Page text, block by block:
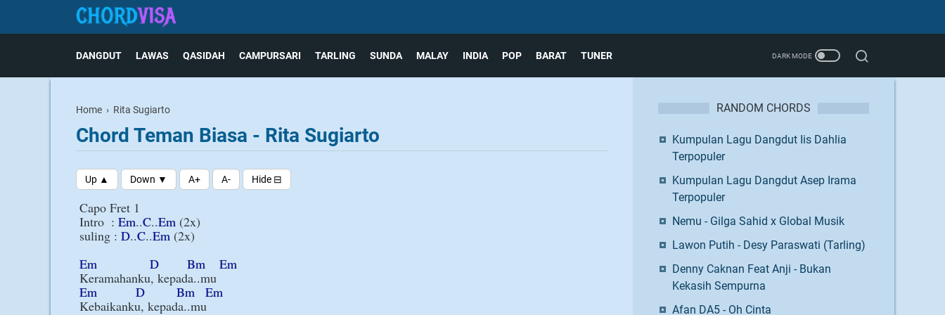
DANGDUT LAWAS QASIDAH CAMPURSARI TARLING SUNDA MALAY INDIA POP BARAT TUNER
Home › Rita Sugiarto
Chord Teman Biasa - Rita Sugiarto
Capo Fret 1
Intro  : Em..C..Em (2x)
suling : D..C..Em (2x)
Em
D Bm
Em
Em
D Bm
Em
Kebaikanku, kepada..mu
RANDOM CHORDS
Kumpulan Lagu Dangdut Iis Dahlia
Terpopuler
Kumpulan Lagu Dangdut Asep Irama
Terpopuler
Nemu - Gilga Sahid x Global Musik
Lawon Putih - Desy Paraswati (Tarling)
Denny Caknan Feat Anji - Bukan
Kekasih Sempurna
Afan DA5 - Oh Cinta